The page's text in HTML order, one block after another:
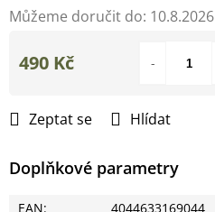
Můžeme doručit do: 10.8.2026
Zeptat se Hlídat
Doplňkové parametry
EAN: 4044633169044
490 Kč